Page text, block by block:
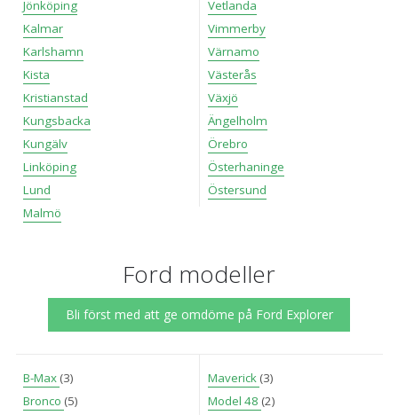
Jönköping
Kalmar
Karlshamn
Kista
Kristianstad
Kungsbacka
Kungälv
Linköping
Lund
Malmö
Vetlanda
Vimmerby
Värnamo
Västerås
Växjö
Ängelholm
Örebro
Österhaninge
Östersund
Ford modeller
Bli först med att ge omdöme på Ford Explorer
B-Max (3)
Bronco (5)
Maverick (3)
Model 48 (2)